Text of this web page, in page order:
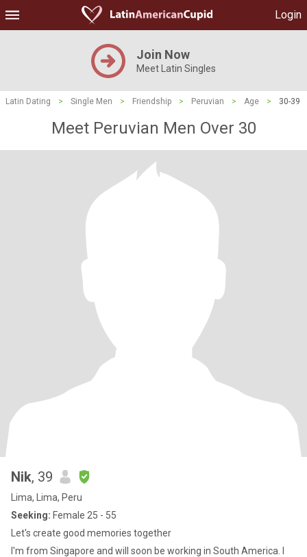
Login
Join Now
Meet Latin Singles
Latin Dating > Single Men > Friendship > Peruvian > Age > 30-39
Meet Peruvian Men Over 30
Nik, 39
Lima, Lima, Peru
Seeking: Female 25 - 55
Let's create good memories together
I'm from Singapore and will soon be working in South America. I